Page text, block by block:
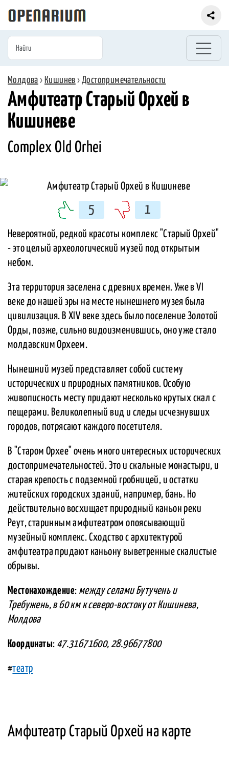
Молдова › Кишинев ›Достопримечательности
Амфитеатр Старый Орхей в
Кишиневе
Complex Old Orhei
5 1
Невероятной, редкой красоты комплекс "Старый Орхей"
- это целый археологический музей под открытым
небом.
Эта территория заселена с древних времен. Уже в VI
веке до нашей эры на месте нынешнего музея была
цивилизация. В XIV веке здесь было поселение Золотой
Орды, позже, сильно видоизменившись, оно уже стало
молдавским Орхеем.
Нынешний музей представляет собой систему
исторических и природных памятников. Особую
живописность месту придают несколько крутых скал с
пещерами. Великолепный вид и следы исчезнувших
городов, потрясают каждого посетителя.
В "Старом Орхее" очень много интересных исторических
достопримечательностей. Это и скальные монастыри, и
старая крепость с подземной гробницей, и остатки
житейских городских зданий, например, бань. Но
действительно восхищает природный каньон реки
Реут, старинным амфитеатром опоясывающий
музейный комплекс. Сходство с архитектурой
амфитеатра придают каньону выветренные скалистые
обрывы.
Местонахождение: между селами Бутучень и
Требужень, в 60 км к северо-востоку от Кишинева,
Молдова
Координаты: 47.31671600, 28.96677800
#театр
Амфитеатр Старый Орхей на карте